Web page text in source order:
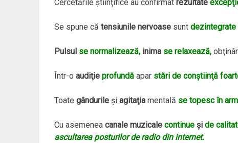
Cercetările ştiinţifice au confirmat rezultate
Se spune că tensiunile nervoasesunt dezintegrate
Pulsul se normalizează, inima se relaxează,
Într-o audiţie profundăapar stări de conştiinţă
Toate gândurileşi agitaţiamentală se topesc în
Cu asemenea canale muzicale continueşi de
ascultarea posturilor de radio din internet.